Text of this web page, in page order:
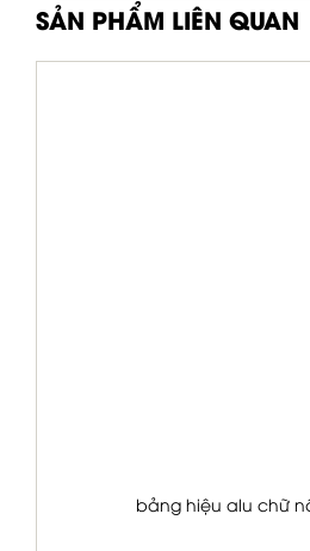
SẢN PHẨM LIÊN QUAN
bảng hiệu alu chữ